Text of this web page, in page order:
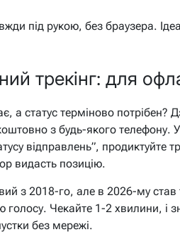
під рукою, без браузера.
трекінг: для
а статус терміново потрібен?
з будь-якого телефону.
відправлень”, продиктуйте
видасть позицію.
з 2018-го, але в 2026-му
голосу. Чекайте 1-2 хвилини, і
без мережі.